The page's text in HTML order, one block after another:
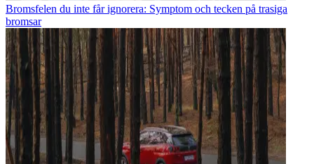
Bromsfelen du inte får ignorera: Symptom och tecken på trasiga
bromsar